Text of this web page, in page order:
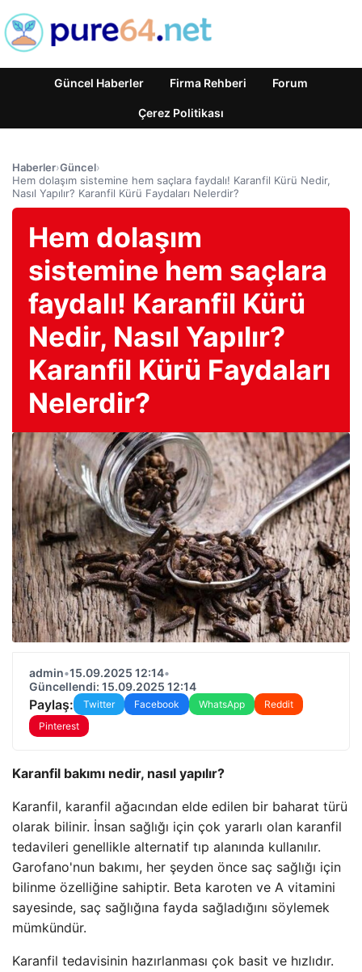
Güncel Haberler Firma Rehberi Forum
Çerez Politikası
Haberler›Güncel›
Hem dolaşım sistemine hem saçlara faydalı! Karanfil Kürü Nedir,
Nasıl Yapılır? Karanfil Kürü Faydaları Nelerdir?
Hem dolaşım
sistemine hem saçlara
faydalı! Karanfil Kürü
Nedir, Nasıl Yapılır?
Karanfil Kürü Faydaları
Nelerdir?
admin•15.09.2025 12:14•
Güncellendi: 15.09.2025 12:14
Paylaş: Twitter Facebook WhatsApp
Reddit
Pinterest
Karanfil bakımı nedir, nasıl yapılır?
Karanfil, karanfil ağacından elde edilen bir baharat türü
olarak bilinir. İnsan sağlığı için çok yararlı olan karanfil
tedavileri genellikle alternatif tıp alanında kullanılır.
Garofano'nun bakımı, her şeyden önce saç sağlığı için
bilinme özelliğine sahiptir. Beta karoten ve A vitamini
sayesinde, saç sağlığına fayda sağladığını söylemek
mümkündür.
Karanfil tedavisinin hazırlanması çok basit ve hızlıdır.